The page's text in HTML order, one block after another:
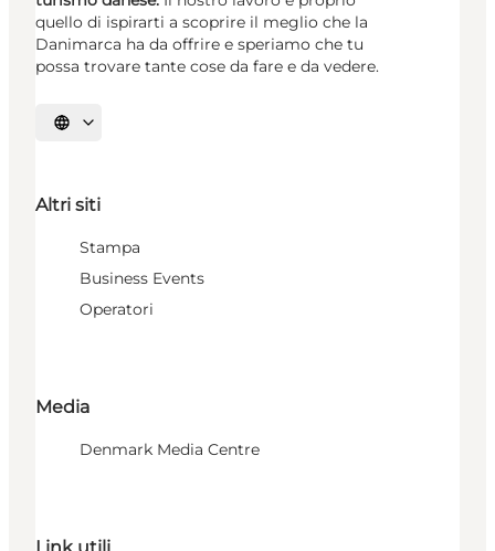
quello di ispirarti a scoprire il meglio che la
Danimarca ha da offrire e speriamo che tu
possa trovare tante cose da fare e da vedere.
Seleziona la lingua
Altri siti
Stampa
Business Events
Operatori
Media
Denmark Media Centre